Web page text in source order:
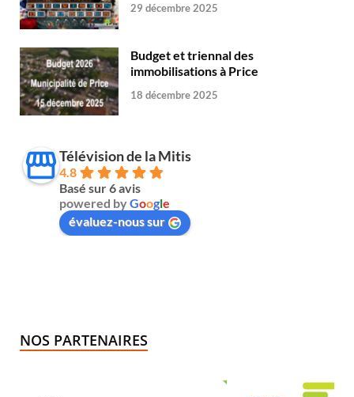
29 décembre 2025
Budget et triennal des
immobilisations à Price
18 décembre 2025
Télévision de la Mitis
4.8
Basé sur 6 avis
powered byGoogle
évaluez-nous sur
NOS PARTENAIRES